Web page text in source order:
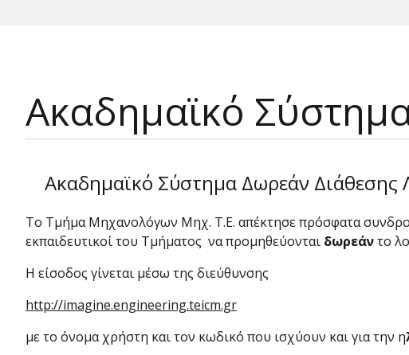
Ακαδημαϊκό
Ακαδημαϊκό Σύστημα Δωρεάν Διάθεσης
Το Τμήμα Μηχανολόγων Μηχ. Τ.Ε. απέκτησε πρόσφατα
εκπαιδευτικοί του Τμήματος να προμηθεύονται δωρεάντο
Η είσοδος γίνεται μέσω της διεύθυνσης
http://imagine.engineering.teicm.gr
με το όνομα χρήστη και τον κωδικό που ισχύουν και για την η